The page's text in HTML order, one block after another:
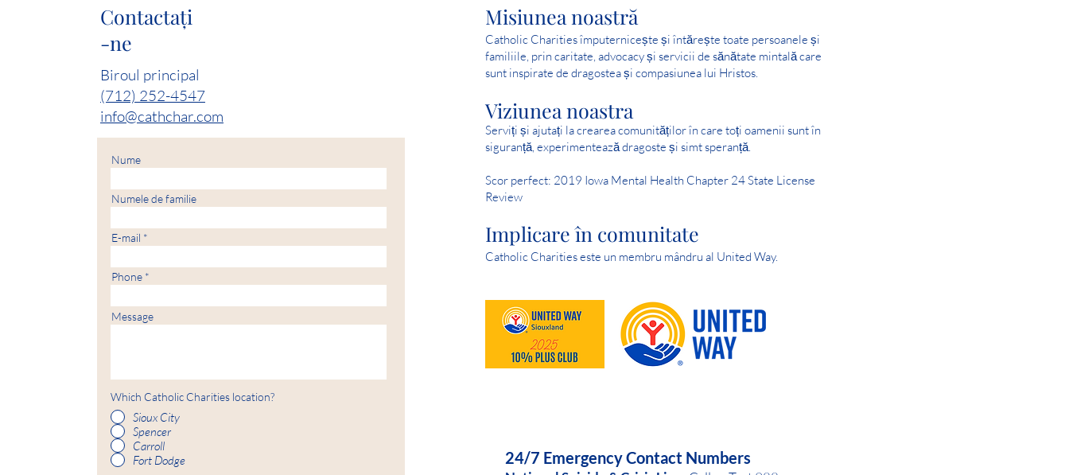
Contactaţi
-ne
Biroul principal
(712) 252-4547
info@cathchar.com
Nume
Numele de familie
E-mail
Phone
Message
Which Catholic Charities location?
Sioux City
Spencer
Carroll
Fort Dodge
Catholic Charities împuternicește și întărește toate persoanele și
familiile, prin caritate, advocacy și servicii de sănătate mintală care
sunt inspirate de dragostea și compasiunea lui Hristos.
Misiunea noastră
Viziunea noastra
Serviți și ajutați la crearea comunităților în care toți oamenii sunt în
siguranță, experimentează dragoste și simt speranță.
Scor perfect: 2019 Iowa Mental Health Chapter 24 State License
Review
Implicare în comunitate
Catholic Charities este un membru mândru al United Way.
24/7 Emergency Contact Numbers